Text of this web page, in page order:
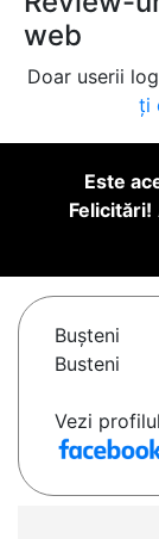
web
Doar userii
ți
Este
Felicitări!
Buşteni
Busteni
Vezi